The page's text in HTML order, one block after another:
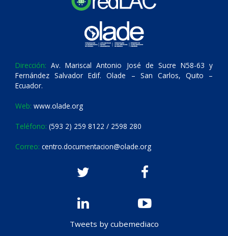
Dirección: Av. Mariscal Antonio José de Sucre N58-63 y
Fernández Salvador Edif. Olade – San Carlos, Quito –
Ecuador.
Web: www.olade.org
Teléfono: (593 2) 259 8122 / 2598 280
Correo: centro.documentacion@olade.org
Tweets by cubemediaco